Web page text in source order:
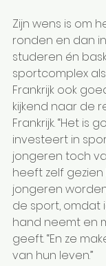
Zijn wens is om
ronden en dan
studeren én
sportcomplex als
Frankrijk ook
kijkend naar de
Frankrijk. “Het is
investeert in
jongeren toch
heeft zelf gezien
jongeren
de sport, omdat
hand neemt en
geeft. “En ze
van hun leven.”